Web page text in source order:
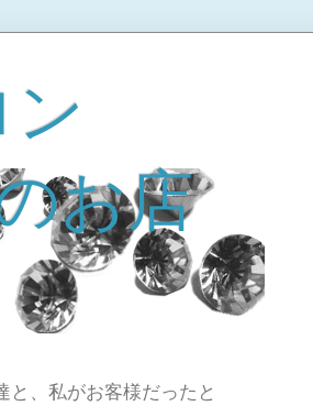
お店
、私がお客様だったと